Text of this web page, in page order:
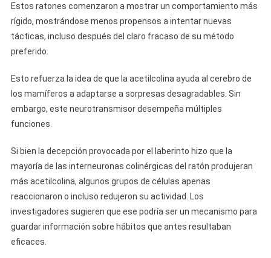
Estos ratones comenzaron a mostrar un comportamiento más
rígido, mostrándose menos propensos a intentar nuevas
tácticas, incluso después del claro fracaso de su método
preferido.
Esto refuerza la idea de que la acetilcolina ayuda al cerebro de
los mamíferos a adaptarse a sorpresas desagradables. Sin
embargo, este neurotransmisor desempeña múltiples
funciones.
Si bien la decepción provocada por el laberinto hizo que la
mayoría de las interneuronas colinérgicas del ratón produjeran
más acetilcolina, algunos grupos de células apenas
reaccionaron o incluso redujeron su actividad. Los
investigadores sugieren que ese podría ser un mecanismo para
guardar información sobre hábitos que antes resultaban
eficaces.